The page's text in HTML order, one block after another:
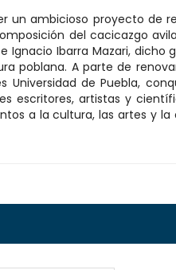
un ambicioso proyecto de
del cacicazgo
Ignacio Ibarra Mazari,
poblana. A parte de
de Puebla,
escritores, artistas y
a la cultura, las artes y